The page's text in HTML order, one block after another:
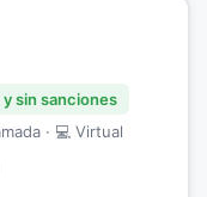
sin sanciones
· 💻 Virtual